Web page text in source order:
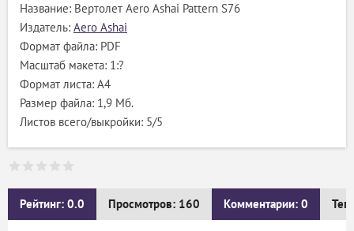
Название: Вертолет Aero Ashai Pattern S76
Издатель: Aero Ashai
Формат файла: PDF
Масштаб макета: 1:?
Формат листа: А4
Размер файла: 1,9 Мб.
Листов всего/выкройки: 5/5
Рейтинг: 0.0 Просмотров: 160 Комментарии: 0